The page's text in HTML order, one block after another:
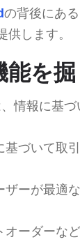
の背後にあ
します。
を掘
情報に基
づいて取
ザーが最適
オーダーな